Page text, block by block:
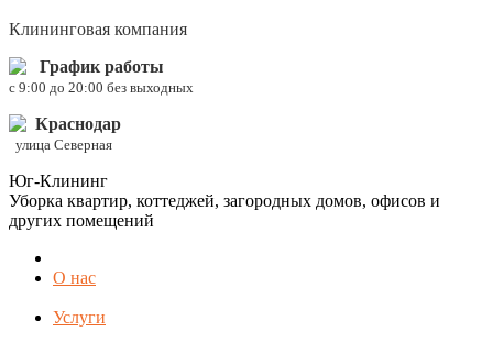
Клининговая компания
График работы
c 9:00 до 20:00 без выходных
Краснодар
улица Северная
Юг-Клининг
Уборка квартир, коттеджей, загородных домов, офисов и
других помещений
О нас
Услуги